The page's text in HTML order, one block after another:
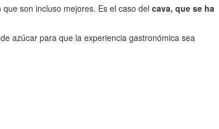
son incluso mejores. Es el caso del cava, que se ha
azúcar para que la experiencia gastronómica sea